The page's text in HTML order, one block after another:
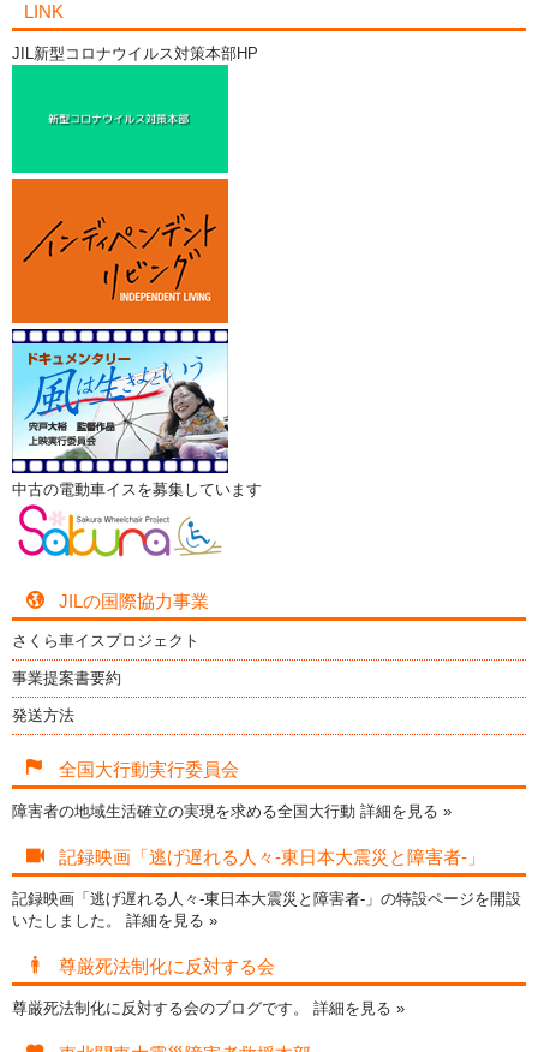
LINK
JIL新型コロナウイルス対策本部HP
中古の電動車イスを募集しています
JILの国際協力事業
さくら車イスプロジェクト
事業提案書要約
発送方法
全国大行動実行委員会
障害者の地域生活確立の実現を求める全国大行動 詳細を見る »
記録映画「逃げ遅れる人々-東日本大震災と障害者-」
記録映画「逃げ遅れる人々-東日本大震災と障害者-」の特設ページを開設
いたしました。 詳細を見る »
尊厳死法制化に反対する会
尊厳死法制化に反対する会のブログです。 詳細を見る »